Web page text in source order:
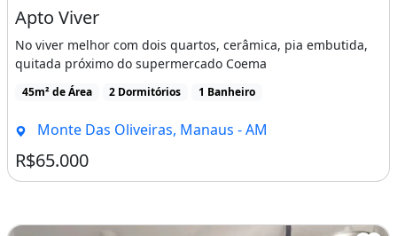
Apto Viver
No viver melhor com dois quartos, cerâmica, pia embutida,
quitada próximo do supermercado Coema
45m² de Área 2 Dormitórios 1 Banheiro
Monte Das Oliveiras, Manaus - AM
R$65.000